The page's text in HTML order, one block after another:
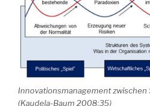
Innovationsmanagement zwischen
(Kaudela-Baum 2008:35)